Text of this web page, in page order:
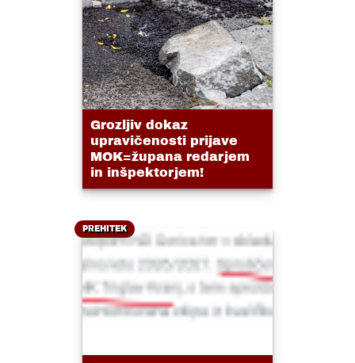
Grozljiv dokaz
upravičenosti prijave
MOK=župana redarjem
in inšpektorjem!
PREHITEK